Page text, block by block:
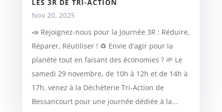
LES 3R DE TRI-ACTION
Nov 20, 2025
📣 Rejoignez-nous pour la Journée 3R : Réduire,
Réparer, Réutiliser ! ♻️ Envie d'agir pour la
planète tout en faisant des économies ? 🌱 Le
samedi 29 novembre, de 10h à 12h et de 14h à
17h, venez à la Déchèterie Tri-Action de
Bessancourt pour une journée dédiée à la...